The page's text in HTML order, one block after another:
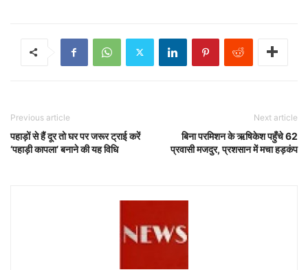
Previous article
पहाड़ों से हैं दूर तो घर पर जरूर ट्राई करें
‘पहाड़ी कापला’ बनाने की यह विधि
Next article
बिना परमिशन के ऋषिकेश पहुँचे 62
प्रवासी मजदुर, प्रशसान में मचा हड़कंप